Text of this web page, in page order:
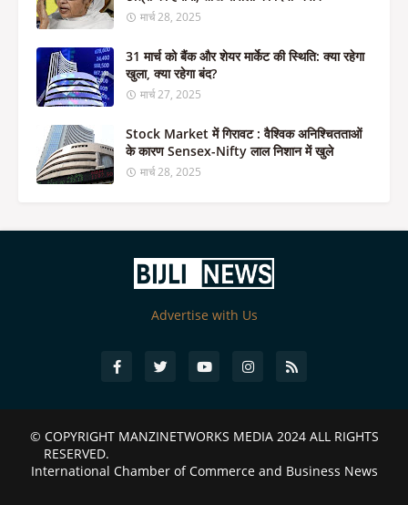
मार्च 28, 2025
31 मार्च को बैंक और शेयर मार्केट की स्थिति: क्या रहेगा
खुला, क्या रहेगा बंद?
मार्च 27, 2025
Stock Market में गिरावट : वैश्विक अनिश्चितताओं
के कारण Sensex-Nifty लाल निशान में खुले
मार्च 28, 2025
Advertise with Us
© COPYRIGHT MANZINETWORKS MEDIA 2024ALL RIGHTS
RESERVED.
International Chamber of Commerce and Business News